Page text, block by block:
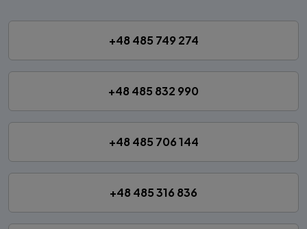
+48 485 749 274
+48 485 832 990
+48 485 706 144
+48 485 316 836